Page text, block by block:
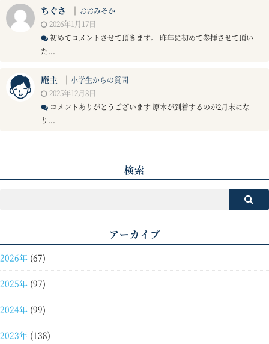
ちぐさ ｜ おおみそか
2026年1月17日
初めてコメントさせて頂きます。 昨年に初めて参拝させて頂い
た...
庵主 ｜ 小学生からの質問
2025年12月8日
コメントありがとうございます 原木が到着するのが2月末にな
り...
検索
アーカイブ
2026年 (67)
2025年 (97)
2024年 (99)
2023年 (138)